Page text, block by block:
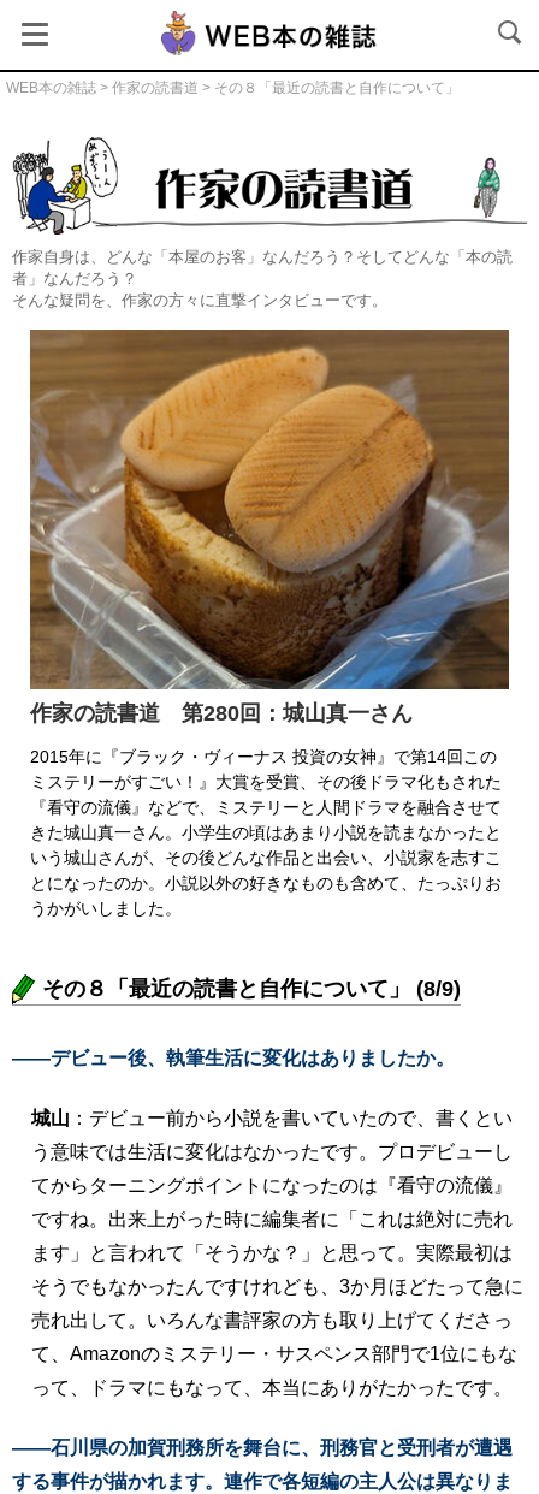
WEB本の雑誌 > 作家の読書道 > その８「最近の読書と自作について」
作家の読書道本文
作家自身は、どんな「本屋のお客」なんだろう？そしてどんな「本の読
者」なんだろう？
そんな疑問を、作家の方々に直撃インタビューです。
作家の読書道 第280回：城山真一さん
2015年に『ブラック・ヴィーナス 投資の女神』で第14回この
ミステリーがすごい！』大賞を受賞、その後ドラマ化もされた
『看守の流儀』などで、ミステリーと人間ドラマを融合させて
きた城山真一さん。小学生の頃はあまり小説を読まなかったと
いう城山さんが、その後どんな作品と出会い、小説家を志すこ
とになったのか。小説以外の好きなものも含めて、たっぷりお
うかがいしました。
その８「最近の読書と自作について」 (8/9)
――デビュー後、執筆生活に変化はありましたか。
城山 ：デビュー前から小説を書いていたので、書くとい
う意味では生活に変化はなかったです。プロデビューし
てからターニングポイントになったのは『看守の流儀』
ですね。出来上がった時に編集者に「これは絶対に売れ
ます」と言われて「そうかな？」と思って。実際最初は
そうでもなかったんですけれども、3か月ほどたって急に
売れ出して。いろんな書評家の方も取り上げてくださっ
て、Amazonのミステリー・サスペンス部門で1位にもな
って、ドラマにもなって、本当にありがたかったです。
――石川県の加賀刑務所を舞台に、刑務官と受刑者が遭遇
する事件が描かれます。連作で各短編の主人公は異なりま